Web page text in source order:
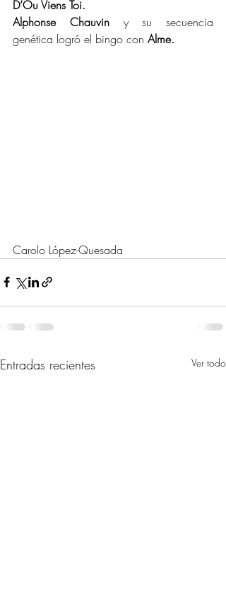
D’Ou Viens Toi.
Alphonse Chauvin y su secuencia
genética logró el bingo con Alme.
Carolo López-Quesada
Entradas recientes Ver todo